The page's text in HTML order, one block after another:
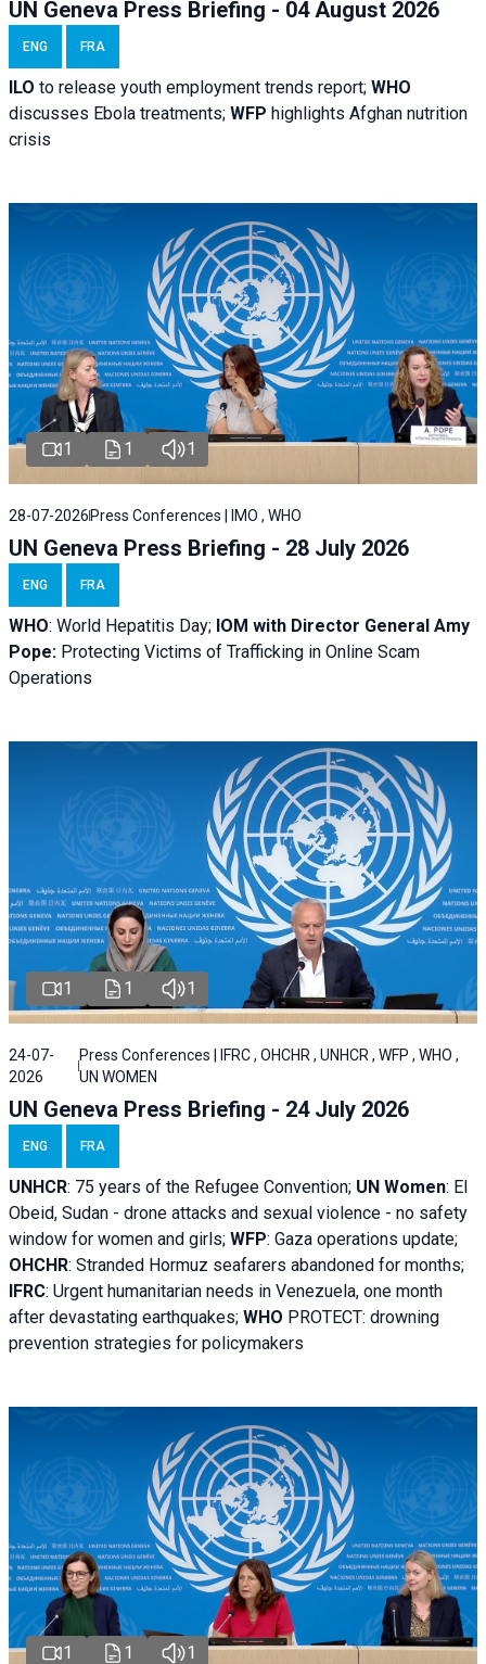
UN Geneva Press Briefing - 04 August 2026
ENG FRA
ILO to release youth employment trends report; WHO
discusses Ebola treatments; WFP highlights Afghan nutrition
crisis
1 1 1
28-07-2026 Press Conferences | IMO , WHO
UN Geneva Press Briefing - 28 July 2026
ENG FRA
WHO: World Hepatitis Day; IOM with Director General Amy
Pope: Protecting Victims of Trafficking in Online Scam
Operations
1 1 1
24-07-
2026
Press Conferences | IFRC , OHCHR , UNHCR , WFP , WHO ,
UN WOMEN
UN Geneva Press Briefing - 24 July 2026
ENG FRA
UNHCR: 75 years of the Refugee Convention; UN Women: El
Obeid, Sudan - drone attacks and sexual violence - no safety
window for women and girls; WFP: Gaza operations update;
OHCHR: Stranded Hormuz seafarers abandoned for months;
IFRC: Urgent humanitarian needs in Venezuela, one month
after devastating earthquakes; WHO PROTECT: drowning
prevention strategies for policymakers
1 1 1